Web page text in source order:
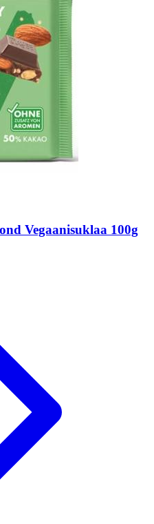
Vegaanisuklaa 100g